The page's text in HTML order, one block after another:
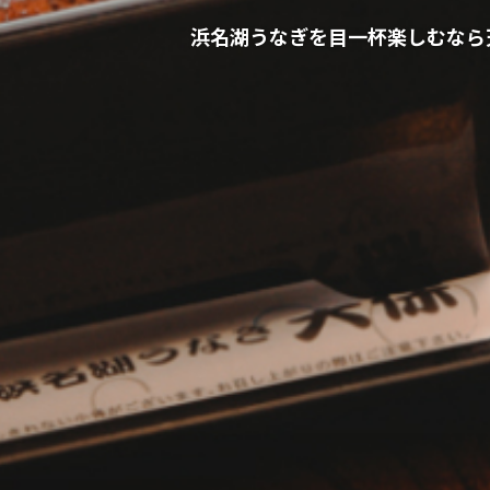
浜名湖うなぎを目一杯楽しむな